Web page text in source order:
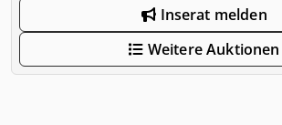
Inserat melden
Weitere Auktionen